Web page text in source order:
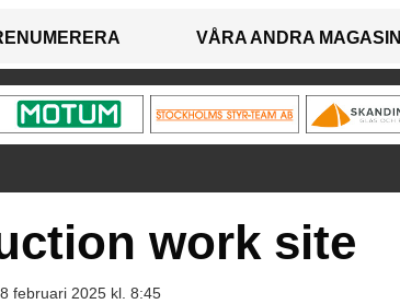
VÅRA ANDRA MAGASIN
work site
februari 2025 kl. 8:45